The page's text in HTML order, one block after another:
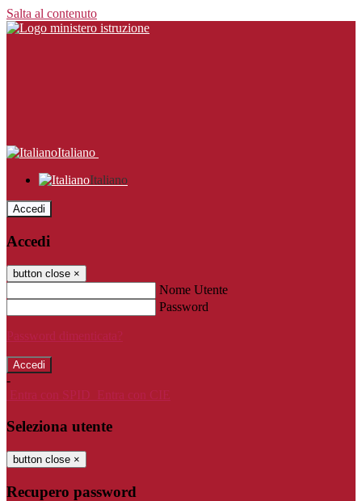
Salta al contenuto
Italiano
Italiano
Accedi
Accedi
button close ×
Nome Utente
Password
Password dimenticata?
-
Entra con SPID
Entra con CIE
Seleziona utente
button close ×
Recupero password